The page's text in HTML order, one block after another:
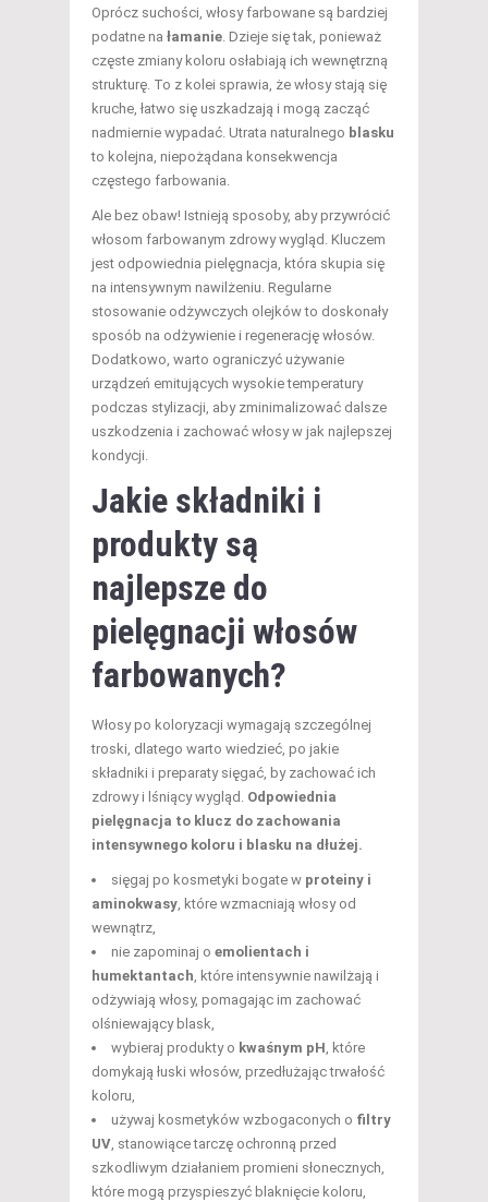
Oprócz suchości, włosy farbowane są bardziej
podatne na łamanie. Dzieje się tak, ponieważ
częste zmiany koloru osłabiają ich wewnętrzną
strukturę. To z kolei sprawia, że włosy stają się
kruche, łatwo się uszkadzają i mogą zacząć
nadmiernie wypadać. Utrata naturalnego blasku
to kolejna, niepożądana konsekwencja
częstego farbowania.
Ale bez obaw! Istnieją sposoby, aby przywrócić
włosom farbowanym zdrowy wygląd. Kluczem
jest odpowiednia pielęgnacja, która skupia się
na intensywnym nawilżeniu. Regularne
stosowanie odżywczych olejków to doskonały
sposób na odżywienie i regenerację włosów.
Dodatkowo, warto ograniczyć używanie
urządzeń emitujących wysokie temperatury
podczas stylizacji, aby zminimalizować dalsze
uszkodzenia i zachować włosy w jak najlepszej
kondycji.
Jakie składniki i
produkty są
najlepsze do
pielęgnacji włosów
farbowanych?
Włosy po koloryzacji wymagają szczególnej
troski, dlatego warto wiedzieć, po jakie
składniki i preparaty sięgać, by zachować ich
zdrowy i lśniący wygląd. Odpowiednia
pielęgnacja to klucz do zachowania
intensywnego koloru i blasku na dłużej.
sięgaj po kosmetyki bogate w proteiny i
aminokwasy, które wzmacniają włosy od
wewnątrz,
nie zapominaj o emolientach i
humektantach, które intensywnie nawilżają i
odżywiają włosy, pomagając im zachować
olśniewający blask,
wybieraj produkty o kwaśnym pH, które
domykają łuski włosów, przedłużając trwałość
koloru,
używaj kosmetyków wzbogaconych o filtry
UV, stanowiące tarczę ochronną przed
szkodliwym działaniem promieni słonecznych,
które mogą przyspieszyć blaknięcie koloru,